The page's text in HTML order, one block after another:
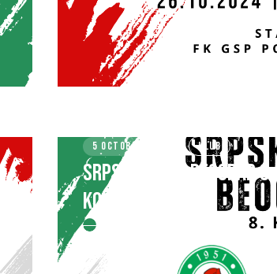
5 OCTOBER 2024 KLUB
SRPSKA LIGA – BEOGRAD
KOLUBARA